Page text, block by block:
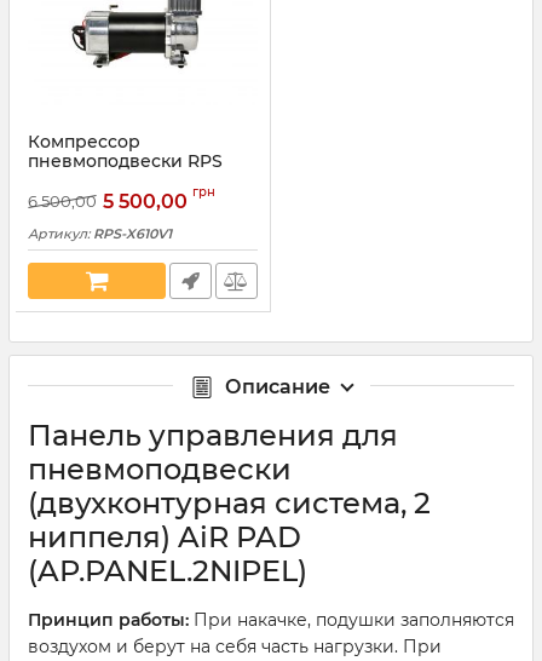
Компрессор
пневмоподвески RPS
6 500,00 5 500,00 грн
Артикул: RPS-X610V1
Описание
Панель управления для
пневмоподвески
(двухконтурная система, 2
ниппеля) AiR PAD
(AP.PANEL.2NIPEL)
Принцип работы: При накачке, подушки заполняются
воздухом и берут на себя часть нагрузки. При